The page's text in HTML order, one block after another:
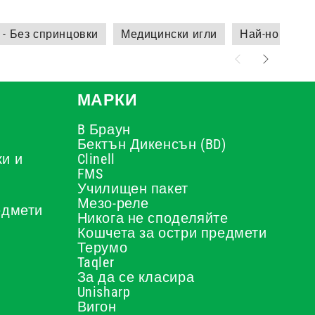
Без спринцовки Медицински игли Най-новите
и
МАРКИ
B Браун
Бектън Дикенсън (BD)
Clinell
FMS
Училищен пакет
Мезо-реле
Никога не споделяйте
Кошчета за остри предмети
Терумо
Taqler
За да се класира
Unisharp
Вигон